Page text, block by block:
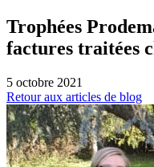
Trophées
factures traitées
5 octobre 2021
Retour aux articles de blog